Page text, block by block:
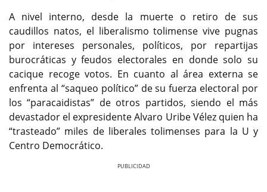
A nivel interno, desde la muerte o retiro de sus
caudillos natos, el liberalismo tolimense vive pugnas
por intereses personales, políticos, por repartijas
burocráticas y feudos electorales en donde solo su
cacique recoge votos. En cuanto al área externa se
enfrenta al “saqueo político” de su fuerza electoral por
los “paracaidistas” de otros partidos, siendo el más
devastador el expresidente Alvaro Uribe Vélez quien ha
“trasteado” miles de liberales tolimenses para la U y
Centro Democrático.